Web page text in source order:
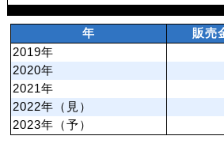
年 販売
2019年
2020年
2021年
2022年（見）
2023年（予）